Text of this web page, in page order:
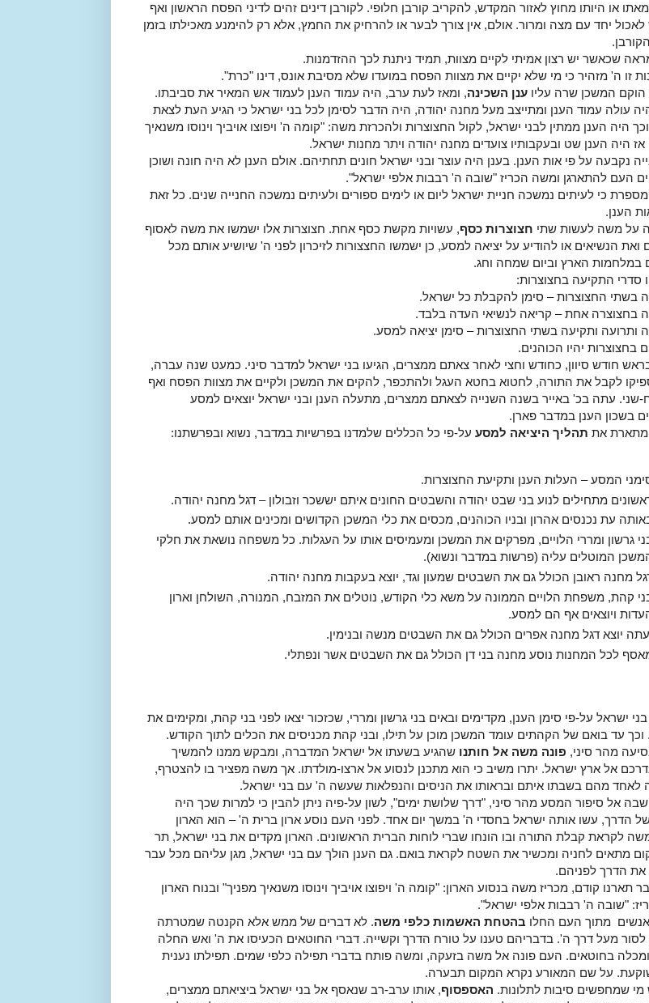
או היותו מחוץ לאזור המקדש, להקריב קורבן חלופי. לקורבן דינים זהים לדיני הפסח הראשון ואף
לאכול יחד עם מצה ומרור. אולם, אין צורך לבער או להרחיק את החמץ, אלא רק להימנע מאכילתו בזמן
שכאשר יש רצון אמיתי לקיים מצוות, תמיד ניתנת לכך ההזדמנות.
זו ה' מזהיר כי מי שלא יקיים את מצוות הפסח במועדו שלא מסיבת אונס, דינו "כרת".
הוקם המשכן שרה עליו ענן השכינה, ומאז לעת ערב, היה עמוד הענן לעמוד אש המאיר את סביבתו.
עולה עמוד הענן ומתייצב מעל מחנה יהודה, היה הדבר לסימן לכל בני ישראל כי הגיע העת לצאת
היה הענן ממתין לבני ישראל, לקול החצוצרות ולהכרזת משה: "קומה ה' ויפוצו אויביך וינוסו משנאיך
אז היה הענן שט ובעקבותיו צועדים מחנה יהודה ויתר מחנות ישראל.
נקבעה על פי אות הענן. בענן היה עוצר ובני ישראל חונים תחתיהם. אולם הענן לא היה חונה ושוכן
העם להתארגן ומשה הכריז "שובה ה' רבבות אלפי ישראל".
כי לעיתים נמשכה חניית ישראל ליום או לימים ספורים ולעיתים נמשכה החנייה שנים. כל זאת
הענן.
על משה לעשות שתי חצוצרות כסף, עשויות מקשת כסף אחת. חצוצרות אלו ישמשו את משה לאסוף
הנשיאים או להודיע על יציאה למסע, כן ישמשו החצצורות לזיכרון לפני ה' שיושיע אותם מכל
במלחמות הארץ וביום שמחה וחג.
סדרי התקיעה בחצוצרות:
בשתי החצוצרות – סימן להקבלת כל ישראל.
בחצוצרה אחת – קריאה לנשיאי העדה בלבד.
ותרועה ותקיעה בשתי החצוצרות – סימן יציאה למסע.
בחצוצרות יהיו הכוהנים.
חודש סיוון, כחודש וחצי לאחר צאתם ממצרים, הגיעו בני ישראל למדבר סיני. כמעט שנה עברה,
לקבל את התורה, לחטוא בחטא העגל ולהתכפר, להקים את המשכן ולקיים את מצוות הפסח ואף
שני. עתה בכ' באייר בשנה השנייה לצאתם ממצרים, מתעלה הענן ובני ישראל יוצאים למסע
בשכון הענן במדבר פארן.
מתארת את תהליך היציאה למסע על-פי כל הכללים שלמדנו בפרשיות במדבר, נשוא ובפרשתנו:
המסע – העלות הענן ותקיעת החצוצרות.
מתחילים לנוע בני שבט יהודה והשבטים החונים איתם יששכר וזבולון – דגל מחנה יהודה.
עת נכנסים אהרון ובניו הכוהנים, מכסים את כלי המשכן הקדושים ומכינים אותם למסע.
גרשון ומררי הלויים, מפרקים את המשכן ומעמיסים אותו על העגלות. כל משפחה נושאת את חלקי
המוטלים עליה (פרשות במדבר ונשוא).
מחנה ראובן הכולל גם את השבטים שמעון וגד, יוצא בעקבות מחנה יהודה.
קהת, משפחת הלויים הממונה על משא כלי הקודש, נוטלים את המזבח, המנורה, השולחן וארון
ויוצאים אף הם למסע.
עתה יוצא דגל מחנה אפרים הכולל גם את השבטים מנשה ובנימין.
לכל המחנות נוסע מחנה בני דן הכולל גם את השבטים אשר ונפתלי.
ישראל על-פי סימן הענן, מקדימים ובאים בני גרשון ומררי, שכזכור יצאו לפני בני קהת, ומקימים את
עד בואם של הקהתים עומד המשכן מוכן על תילו, ובני קהת מכניסים את הכלים לתוך הקודש.
מהר סיני, פונה משה אל חותנו שהגיע בשעתו אל ישראל המדברה, ומבקש ממנו להמשיך
אל ארץ ישראל. יתרו משיב כי הוא מתכנן לנסוע אל ארצו-מולדתו. אך משה מפציר בו להצטרף,
לאחד מהם בשבתו איתם ובראותו את הניסים והנפלאות שעשה ה' עם בני ישראל.
אל סיפור המסע מהר סיני, "דרך שלושת ימים", לשון על-פיה ניתן להבין כי למרות שכך היה
הדרך, עשו אותה ישראל בחסדי ה' במשך יום אחד. לפני העם נוסע ארון ברית ה' – הוא הארון
לקראת קבלת התורה ובו הונחו שברי לוחות הברית הראשונים. הארון מקדים את בני ישראל, תר
מתאים לחניה ומכשיר את השטח לקראת בואם. גם הענן הולך עם בני ישראל, מגן עליהם מכל עבר
את הדרך לפניהם.
תארנו קודם, מכריז משה בנסוע הארון: "קומה ה' ויפוצו אויביך וינוסו משנאיך מפניך" ובנוח הארון
"שובה ה' רבבות אלפי ישראל".
מתוך העם החלו בהטחת האשמות כלפי משה. לא דברים של ממש אלא הקנטה שמטרתה
מעל דרך ה'. בדבריהם טענו על טורח הדרך וקשייה. דברי החוטאים הכעיסו את ה' ואש החלה
בחוטאים. העם פונה אל משה בזעקה, ומשה פותח בדברי תפילה כלפי שמים. תפילתו נענית
על שם המאורע נקרא המקום תבערה.
מי שמחפשים סיבות לתלונות. האספסוף, אותו ערב-רב שנאסף אל בני ישראל ביציאתם ממצרים,